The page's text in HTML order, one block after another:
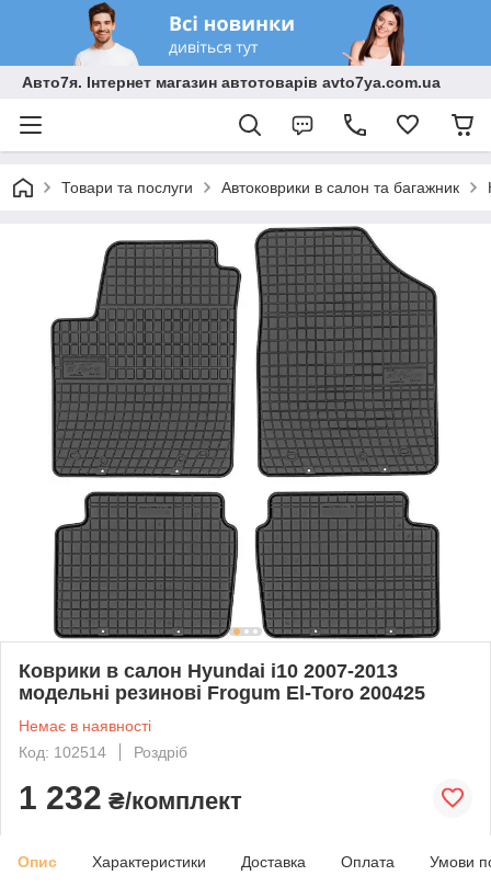
Авто7я. Інтернет магазин автотоварів avto7ya.com.ua
Товари та послуги Автоковрики в салон та багажник
Коврики в салон Hyundai i10 2007-2013
модельні резинові Frogum El-Toro 200425
Немає в наявності
Код: 102514
Роздріб
1 232 ₴/комплект
Опис Характеристики Доставка Оплата Умови